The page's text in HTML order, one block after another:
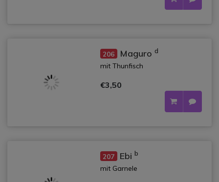
206 Maguro d
mit Thunfisch
€3,50
207 Ebi b
mit Garnele